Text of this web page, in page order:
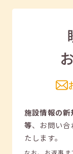
施設情報の新
等、 お問い
たします。
なお、お返事